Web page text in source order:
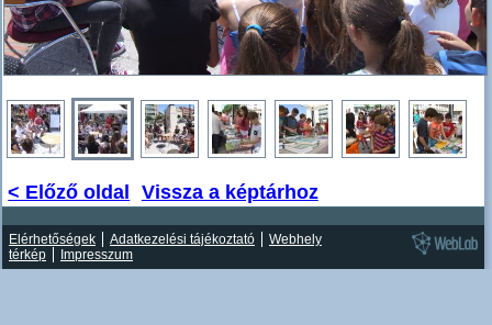
< Előző oldal Vissza a képtárhoz
Elérhetőségek Adatkezelési tájékoztató
Webhely
térkép
Impresszum